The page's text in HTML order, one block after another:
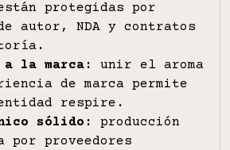
protegidas por
autor, NDA y contratos
a la marca:
unir el aroma
de marca permite
respire.
sólido:
producción
por proveedores